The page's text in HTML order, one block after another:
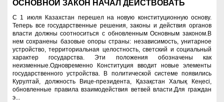
ОСНОВНОЙ ЗАКОН НАЧАЛ ДЕЙСТВОВАТЬ
С 1 июля Казахстан перешел на новую конституционную основу.
Теперь все государственные решения, законы и действия органов
власти должны соотноситься с обновленным Основным законом.В
нем сохранены базовые опоры страны: независимость, унитарное
устройство, территориальная целостность, светский и социальный
характер государства. Эти положения обозначены как
неизменные.Одновременно Конституция вводит новые элементы
государственного устройства. В политической системе появились
Курултай, должность Вице-президента, Қазақстан Халық Кеңесі,
обновленные правила взаимодействия ветвей власти.Для граждан
э...